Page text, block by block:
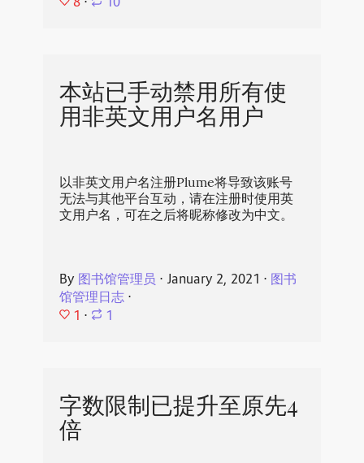
本站已手动禁用所有使
用非英文用户名用户
以非英文用户名注册Plume将导致该账号
无法与其他平台互动，请在注册时使用英
文用户名，可在之后将昵称修改为中文。
By 图书馆管理员⋅ January 2, 2021 ⋅ 图书
馆管理日志⋅
1 ⋅ 1
字数限制已提升至原先4
倍